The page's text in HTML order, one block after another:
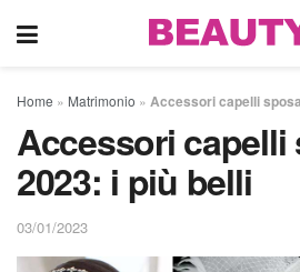
Home » Matrimonio » Accessori capelli
Accessori capelli
2023: i più belli
03/01/2023